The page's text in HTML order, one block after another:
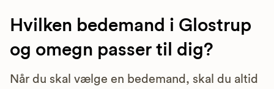
Hvilken bedemand i Glostrup
og omegn passer til dig?
Når du skal vælge en bedemand, skal du altid